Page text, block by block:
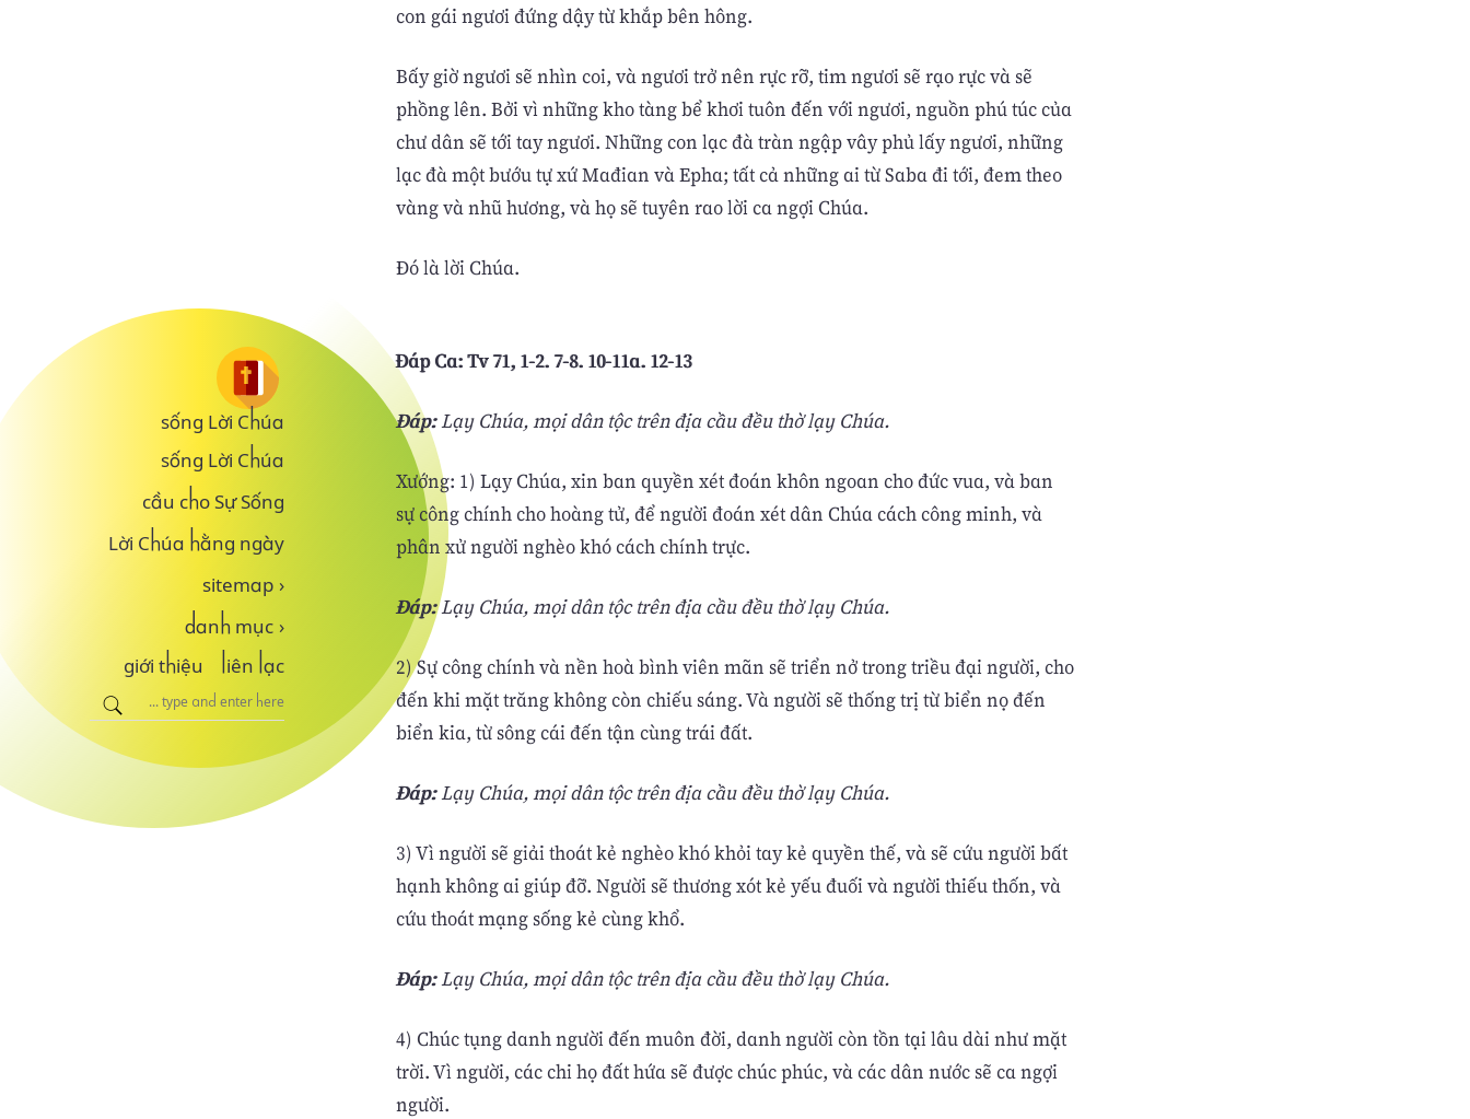
sống Lời Chúa
sống Lời Chúa
cầu cho Sự Sống
Lời Chúa hằng ngày
sitemap ›
danh mục ›
giới thiệu
liên lạc
con gái ngươi đứng dậy từ khắp bên hông.
Bấy giờ ngươi sẽ nhìn coi, và ngươi trở nên rực rỡ, tim ngươi sẽ rạo rực và sẽ
phồng lên. Bởi vì những kho tàng bể khơi tuôn đến với ngươi, nguồn phú túc của
chư dân sẽ tới tay ngươi. Những con lạc đà tràn ngập vây phủ lấy ngươi, những
lạc đà một bướu tự xứ Mađian và Epha; tất cả những ai từ Saba đi tới, đem theo
vàng và nhũ hương, và họ sẽ tuyên rao lời ca ngợi Chúa.
Ðó là lời Chúa.
Ðáp Ca: Tv 71, 1-2. 7-8. 10-11a. 12-13
Ðáp:Lạy Chúa, mọi dân tộc trên địa cầu đều thờ lạy Chúa.
Xướng: 1) Lạy Chúa, xin ban quyền xét đoán khôn ngoan cho đức vua, và ban
sự công chính cho hoàng tử, để người đoán xét dân Chúa cách công minh, và
phân xử người nghèo khó cách chính trực.
Ðáp:Lạy Chúa, mọi dân tộc trên địa cầu đều thờ lạy Chúa.
2) Sự công chính và nền hoà bình viên mãn sẽ triển nở trong triều đại người, cho
đến khi mặt trăng không còn chiếu sáng. Và người sẽ thống trị từ biển nọ đến
biển kia, từ sông cái đến tận cùng trái đất.
Ðáp:Lạy Chúa, mọi dân tộc trên địa cầu đều thờ lạy Chúa.
3) Vì người sẽ giải thoát kẻ nghèo khó khỏi tay kẻ quyền thế, và sẽ cứu người bất
hạnh không ai giúp đỡ. Người sẽ thương xót kẻ yếu đuối và người thiếu thốn, và
cứu thoát mạng sống kẻ cùng khổ.
Ðáp:Lạy Chúa, mọi dân tộc trên địa cầu đều thờ lạy Chúa.
4) Chúc tụng danh người đến muôn đời, danh người còn tồn tại lâu dài như mặt
trời. Vì người, các chi họ đất hứa sẽ được chúc phúc, và các dân nước sẽ ca ngợi
người.